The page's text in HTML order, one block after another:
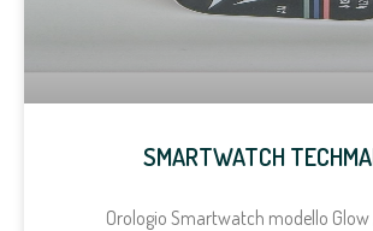
SMARTWATCH
Orologio Smartwatch modello Glow